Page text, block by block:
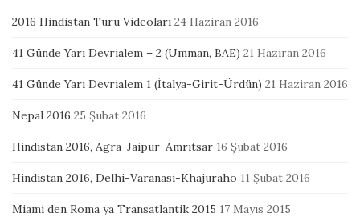
2016 Hindistan Turu Videoları 24 Haziran 2016
41 Günde Yarı Devrialem – 2 (Umman, BAE) 21 Haziran 2016
41 Günde Yarı Devrialem 1 (İtalya-Girit-Ürdün) 21 Haziran 2016
Nepal 2016 25 Şubat 2016
Hindistan 2016, Agra-Jaipur-Amritsar 16 Şubat 2016
Hindistan 2016, Delhi-Varanasi-Khajuraho 11 Şubat 2016
Miami den Roma ya Transatlantik 2015 17 Mayıs 2015